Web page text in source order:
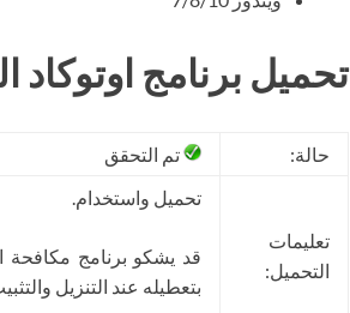
تحميل برنامج اوتوكاد
حالة: تم التحقق
تعليمات
التحميل:
تحميل واستخدام.
قد يشكو برنامج
بتعطيله عند التنزيل